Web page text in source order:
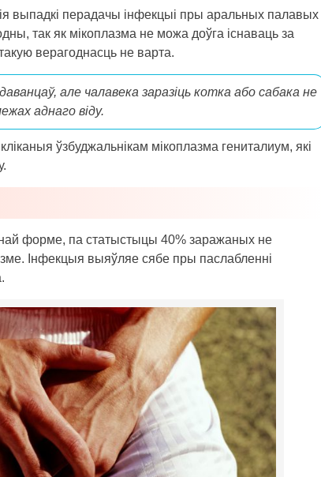
выпадкі перадачы інфекцыі пры аральных палавых
так як мікоплазма не можа доўга існаваць за
​​верагоднасць не варта.
але чалавека заразіць котка або сабака не
аднаго віду.
ўзбуджальнікам мікоплазма гениталиум, які
форме, па статыстыцы 40% заражаных не
Інфекцыя выяўляе сябе пры паслабленні